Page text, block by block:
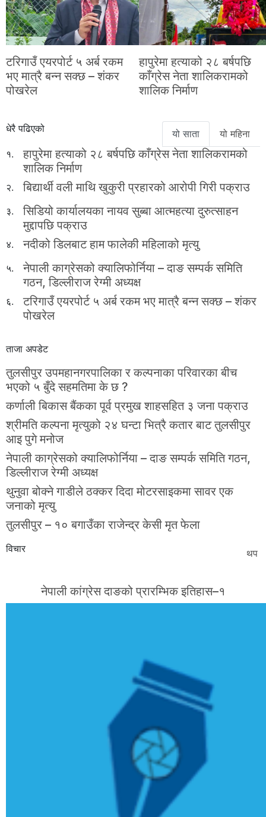
टरिगाउँ एयरपोर्ट ५ अर्ब रकम
भए मात्रै बन्न सक्छ – शंकर
पोखरेल
हापुरेमा हत्याको २८ बर्षपछि
काँग्रेस नेता शालिकरामको
शालिक निर्माण
धेरै पढिएको यो साता
यो महिना
१.
हापुरेमा हत्याको २८ बर्षपछि काँग्रेस नेता शालिकरामको
शालिक निर्माण
२. बिद्यार्थी वली माथि खुकुरी प्रहारको आरोपी गिरी पक्राउ
३.
सिडियो कार्यालयका नायव सुब्बा आत्महत्या दुरुत्साहन
मुद्दापछि पक्राउ
४. नदीको डिलबाट हाम फालेकी महिलाको मृत्यु
५.
नेपाली काग्रेसको क्यालिफोर्निया – दाङ सम्पर्क समिति
गठन, डिल्लीराज रेग्मी अध्यक्ष
६.
टरिगाउँ एयरपोर्ट ५ अर्ब रकम भए मात्रै बन्न सक्छ – शंकर
पोखरेल
ताजा अपडेट
तुलसीपुर उपमहानगरपालिका र कल्पनाका परिवारका बीच
भएको ५ बुँदे सहमतिमा के छ ?
कर्णाली बिकास बैंकका पूर्व प्रमुख शाहसहित ३ जना पक्राउ
श्रीमति कल्पना मृत्युको २४ घन्टा भित्रै कतार बाट तुलसीपुर
आइ पुगे मनोज
नेपाली काग्रेसको क्यालिफोर्निया – दाङ सम्पर्क समिति गठन,
डिल्लीराज रेग्मी अध्यक्ष
थुनुवा बोक्ने गाडीले ठक्कर दिदा मोटरसाइकमा सावर एक
जनाको मृत्यु
तुलसीपुर – १० बगाउँका राजेन्द्र केसी मृत फेला
विचार थप
नेपाली कांग्रेस दाङको प्रारम्भिक इतिहास–१